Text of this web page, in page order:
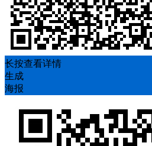
长按查看详情
生成
海报